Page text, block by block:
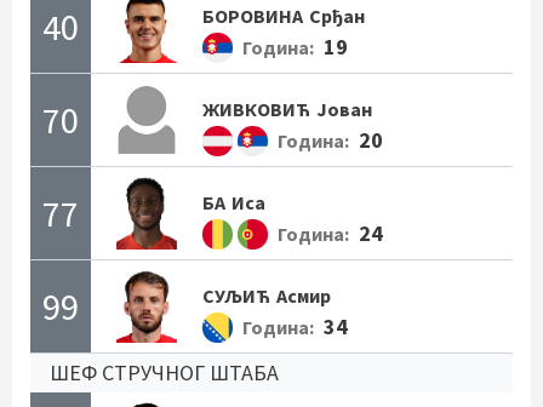
40 БОРОВИНА Срђан
Година: 19
70 ЖИВКОВИЋ Јован
Година: 20
77 БА Иса
Година: 24
99 СУЉИЋ Асмир
Година: 34
ШЕФ СТРУЧНОГ ШТАБА